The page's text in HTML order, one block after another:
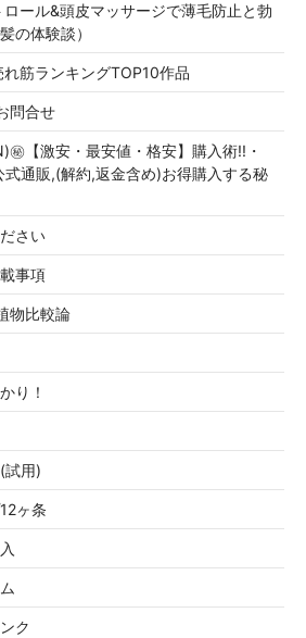
ロール&頭皮マッサージで薄毛防止と勃
の体験談）
れ筋ランキングTOP10作品
問合せ
㊙【激安・最安値・格安】購入術!!・
通販,(解約,返金含め)お得購入する秘
さい
事項
物比較論
り！
試用)
ヶ条
ク